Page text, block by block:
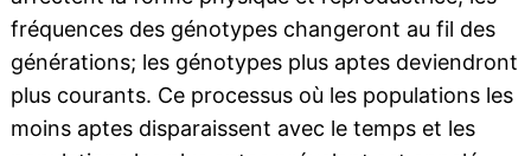
fréquences des génotypes changeront au fil des
générations; les génotypes plus aptes deviendront
plus courants. Ce processus où les populations les
moins aptes disparaissent avec le temps et les